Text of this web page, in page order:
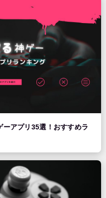
ーアプリ35選！おすすめラ